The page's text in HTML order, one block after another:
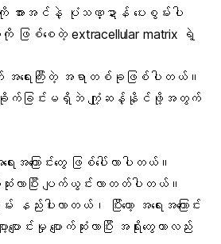
ားအင်နဲ့ ပုံသဏ္ဍာန် ပေးစွမ်းပါ
စ်စေတဲ့ extracellular matrix ရဲ့
အရေးကြီးတဲ့ အရာတစ်ခုဖြစ်ပါတယ်။
ား ထိခိုက်ခြင်းမရှိဘဲ ကျုံ့ဆန့်နိုင်ဖို့အတွက်
ကြောင်းတွေ ဖြစ်ပေါ်လာပါတယ်။
လာပြီး ပျက်ယွင်းလာတတ်ပါတယ်။
းပါးလာတယ်၊ ပြီးတော့ အရေးအကြောင်း
င်းမှု ပျောက်ဆုံးလာပြီး အရိုးတွေဟာလည်း